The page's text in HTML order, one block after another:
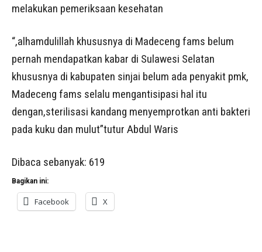
melakukan pemeriksaan kesehatan
“,alhamdulillah khususnya di Madeceng fams belum
pernah mendapatkan kabar di Sulawesi Selatan
khususnya di kabupaten sinjai belum ada penyakit pmk,
Madeceng fams selalu mengantisipasi hal itu
dengan,sterilisasi kandang menyemprotkan anti bakteri
pada kuku dan mulut”tutur Abdul Waris
Dibaca sebanyak: 619
Bagikan ini:
Facebook X